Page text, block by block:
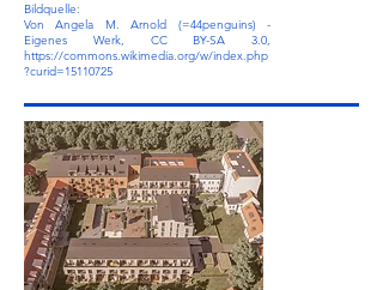
Bildquelle:
Von Angela M. Arnold (=44penguins) -
Eigenes Werk, CC BY-SA 3.0,
https://commons.wikimedia.org/w/index.php
?curid=15110725